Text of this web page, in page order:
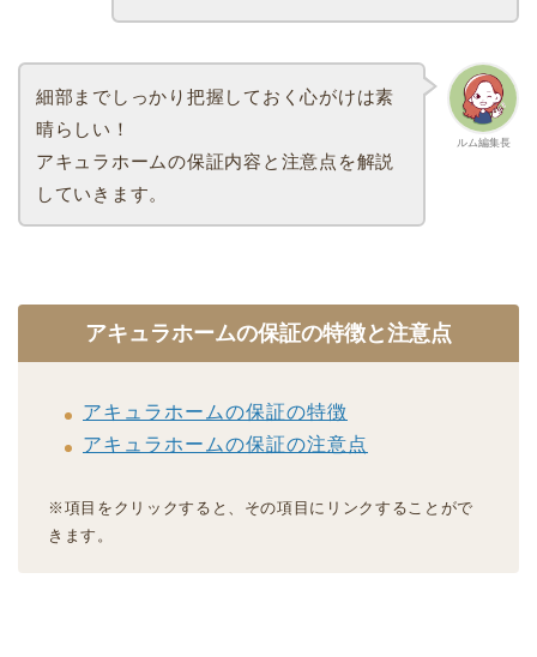
ルム編集長
細部までしっかり把握しておく心がけは素
晴らしい！
アキュラホームの保証内容と注意点を解説
していきます。
アキュラホームの保証の特徴と注意点
アキュラホームの保証の特徴
アキュラホームの保証の注意点
※項目をクリックすると、その項目にリンクすることがで
きます。